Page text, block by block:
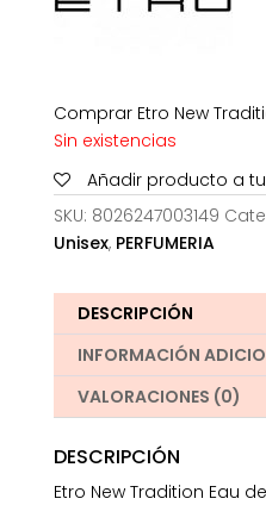
Comprar Etro New
Sin existencias
Añadir producto a
SKU: 8026247003149
Unisex, PERFUMERIA
DESCRIPCIÓN
INFORMACIÓN
VALORACIONES (0)
DESCRIPCIÓN
Etro New Tradition Eau